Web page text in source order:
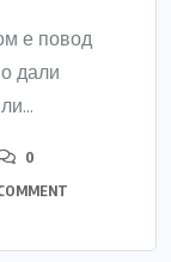
е повод
дали
0